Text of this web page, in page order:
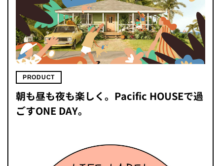
PRODUCT
朝も昼も夜も楽しく。Pacific HOUSEで過
ごすONE DAY。